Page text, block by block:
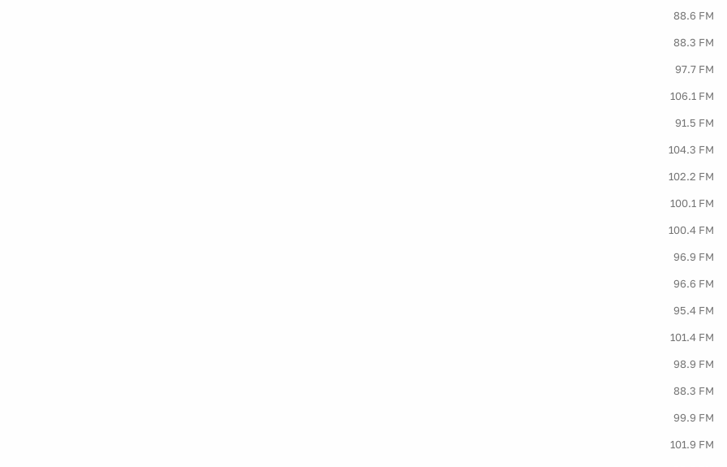
88.6 FM
88.3 FM
97.7 FM
106.1 FM
91.5 FM
104.3 FM
102.2 FM
100.1 FM
100.4 FM
96.9 FM
96.6 FM
95.4 FM
101.4 FM
98.9 FM
88.3 FM
99.9 FM
101.9 FM